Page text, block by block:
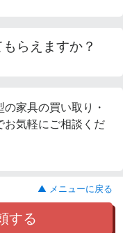
らえますか？
家具の買い取り・
お気軽にご相談くだ
▲ メニューに戻る
する